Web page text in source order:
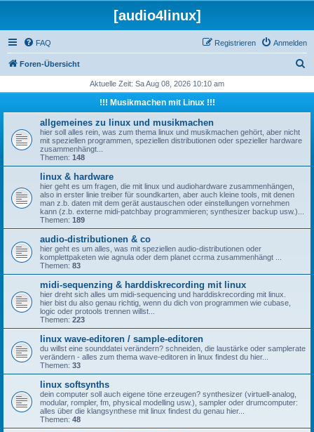
[audio4linux]
FAQ Anmelden
Registrieren
Foren-Übersicht
h
Aktuelle Zeit: Sa Aug 08, 2026 10:10 am
!!! Musikmachen mit Linux !!!
allgemeines zu linux und musikmachen
hier soll alles rein, was zum thema linux und musikmachen gehört, aber nicht
mit speziellen programmen, speziellen distributionen oder spezieller hardware
zusammenhängt...
Themen: 148
linux & hardware
hier geht es um fragen, die mit linux und audiohardware zusammenhängen,
also in erster linie treiber für soundkarten, aber auch kleine tools, mit denen
man z.b. daten mit dem gerät austauschen oder einstellungen vornehmen
kann (z.b. externe midi-patchbay programmieren; synthesizer backup usw.)...
Themen: 189
audio-distributionen & co
hier geht es um alles, was mit speziellen audio-distributionen oder
komplettpaketen wie agnula oder dem planet ccrma zusammenhängt ...
Themen: 83
midi-sequenzing & harddiskrecording mit linux
hier dreht sich alles um midi-sequencing und harddiskrecording mit linux.
hier bist du also genau richtig, wenn du dich von programmen wie cubase,
logic oder protools trennen willst...
Themen: 223
linux wave-editoren / sample-editoren
du willst eine sounddatei verändern? schneiden, die laustärke oder samplerate
verändern - alles zum thema wave-editoren in linux findest du hier...
Themen: 33
linux softsynths
dein computer soll auch eigene töne erzeugen? synthesizer (virtuell-analog,
modular, rompler, fm, physical modelling usw.), sampler oder drumcomputer:
alles über die klangsynthese mit linux findest du genau hier...
Themen: 48